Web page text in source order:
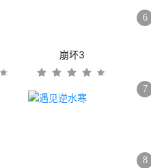
崩坏3
6
7
8